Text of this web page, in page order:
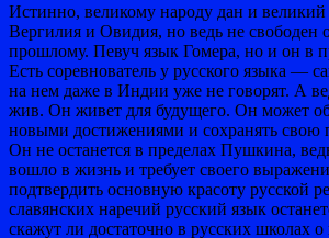
Истинно, великому народу дан и великий
Вергилия и Овидия, но ведь не свободен
прошлому. Певуч язык Гомера, но и он в
Есть соревнователь у русского языка —
на нем даже в Индии уже не говорят. А
жив. Он живет для будущего. Он может
новыми достижениями и сохранять свою
Он не останется в пределах Пушкина,
вошло в жизнь и требует своего
подтвердить основную красоту русской
славянских наречий русский язык
скажут ли достаточно в русских школах о